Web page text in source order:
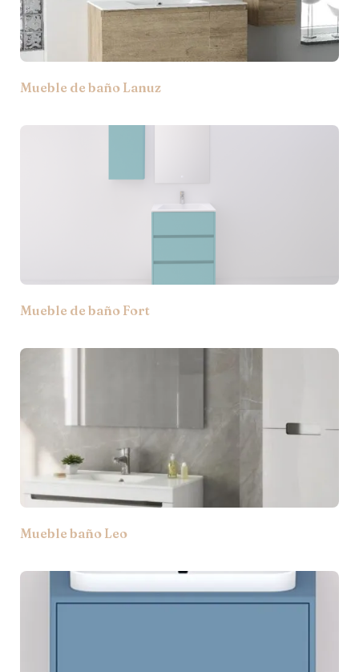
Mueble de baño Lanuz
Mueble de baño Fort
Mueble baño Leo